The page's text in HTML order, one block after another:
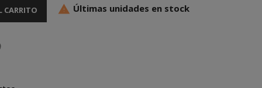
CARRITO  Últimas unidades en stock